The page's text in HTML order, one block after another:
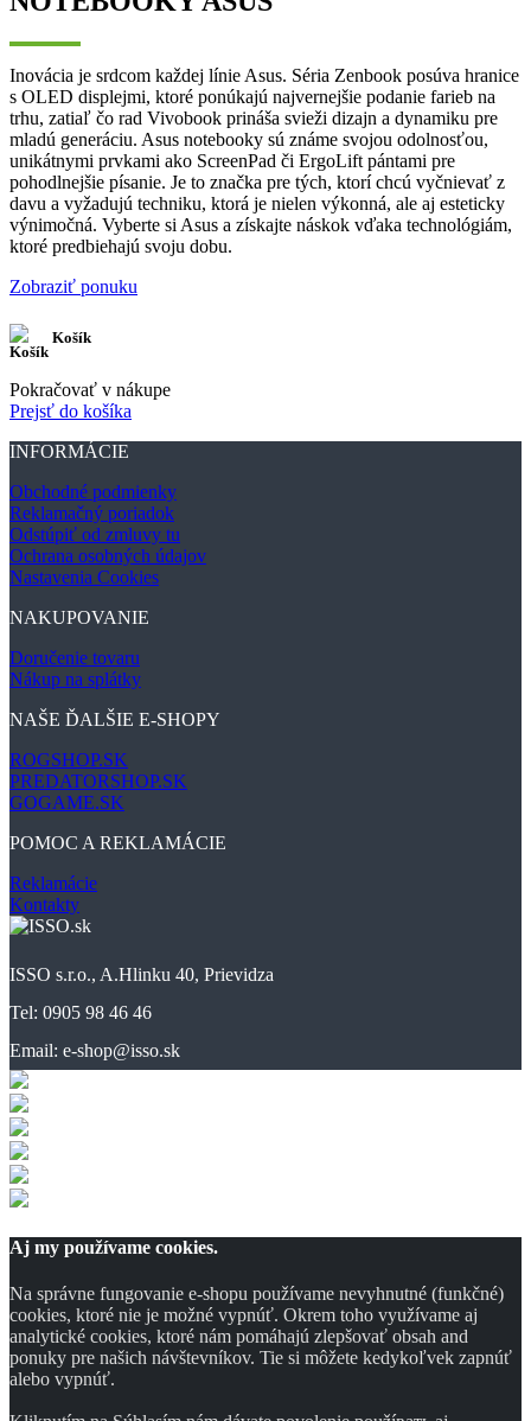
Inovácia je srdcom každej línie Asus. Séria Zenbook posúva hranice
s OLED displejmi, ktoré ponúkajú najvernejšie podanie farieb na
trhu, zatiaľ čo rad Vivobook prináša svieži dizajn a dynamiku pre
mladú generáciu. Asus notebooky sú známe svojou odolnosťou,
unikátnymi prvkami ako ScreenPad či ErgoLift pántami pre
pohodlnejšie písanie. Je to značka pre tých, ktorí chcú vyčnievať z
davu a vyžadujú techniku, ktorá je nielen výkonná, ale aj esteticky
výnimočná. Vyberte si Asus a získajte náskok vďaka technológiám,
ktoré predbiehajú svoju dobu.
Zobraziť ponuku
Košík
Pokračovať v nákupe
Prejsť do košíka
INFORMÁCIE
Obchodné podmienky
Reklamačný poriadok
Odstúpiť od zmluvy tu
Ochrana osobných údajov
Nastavenia Cookies
NAKUPOVANIE
Doručenie tovaru
Nákup na splátky
NAŠE ĎALŠIE E-SHOPY
ROGSHOP.SK
PREDATORSHOP.SK
GOGAME.SK
POMOC A REKLAMÁCIE
Reklamácie
Kontakty
ISSO s.r.o., A.Hlinku 40, Prievidza
Tel: 0905 98 46 46
Email: e-shop@isso.sk
Aj my používame cookies.
Na správne fungovanie e-shopu používame nevyhnutné (funkčné)
cookies, ktoré nie je možné vypnúť. Okrem toho využívame aj
analytické cookies, ktoré nám pomáhajú zlepšovať obsah and
ponuky pre našich návštevníkov. Tie si môžete kedykoľvek zapnúť
alebo vypnúť.